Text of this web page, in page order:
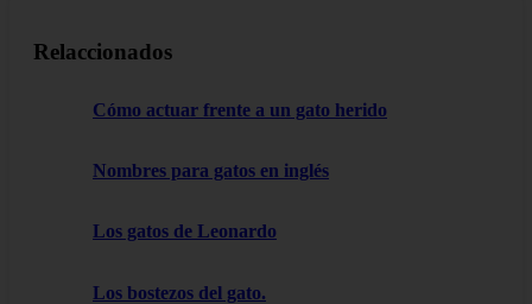
Relaccionados
Cómo actuar frente a un gato herido
Nombres para gatos en inglés
Los gatos de Leonardo
Los bostezos del gato.